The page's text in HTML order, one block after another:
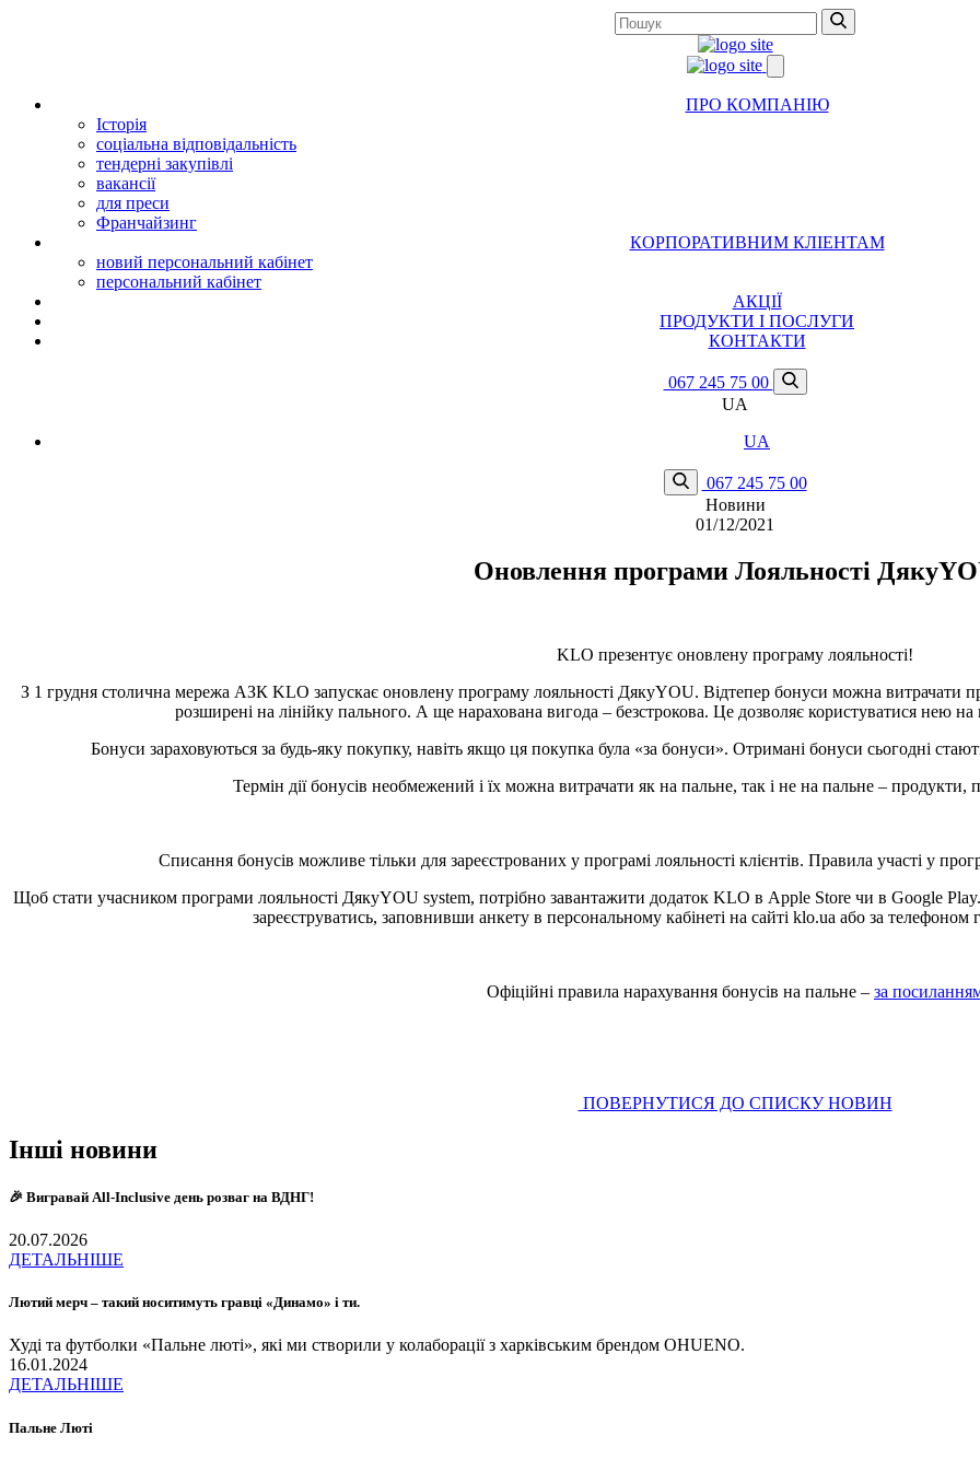
ПРО КОМПАНІЮ
Історія
соціальна відповідальність
тендерні закупівлі
вакансії
для преси
Франчайзинг
КОРПОРАТИВНИМ КЛІЕНТАМ
новий персональний кабінет
персональний кабінет
АКЦІЇ
ПРОДУКТИ І ПОСЛУГИ
КОНТАКТИ
067 245 75 00
UA
UA
067 245 75 00
Новини
01/12/2021
Оновлення програми Лояльності
KLO презентує оновлену програму лояльності!
З 1 грудня столична мережа АЗК KLO запускає оновлену програму лояльності ДякуYOU. Відтепер бонуси можна витрачати
розширені на лінійку пального. А ще нарахована вигода – безстрокова. Це дозволяє користуватися нею
Бонуси зараховуються за будь-яку покупку, навіть якщо ця покупка була «за бонуси». Отримані бонуси сьогодні
Термін дії бонусів необмежений і їх можна витрачати як на пальне, так і не на пальне – продукти,
Списання бонусів можливе тільки для зареєстрованих у програмі лояльності клієнтів. Правила участі у
Щоб стати учасником програми лояльності ДякуYOU system, потрібно завантажити додаток KLO в Apple Store чи в Google
зареєструватись, заповнивши анкету в персональному кабінеті на сайті klo.ua або за телефоном
Офіційні правила нарахування бонусів на пальне – за
ПОВЕРНУТИСЯ ДО СПИСКУ НОВИН
Інші новини
🎉 Вигравай All-Inclusive день розваг на ВДНГ!
20.07.2026
ДЕТАЛЬНІШЕ
Лютий мерч – такий носитимуть гравці «Динамо» і ти.
Худі та футболки «Пальне люті», які ми створили у колаборації з харківським брендом OHUENO.
16.01.2024
ДЕТАЛЬНІШЕ
Пальне Люті